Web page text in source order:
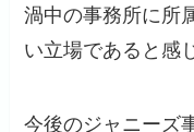
渦中の事務所に所
い立場であると感
今後のジャニーズ